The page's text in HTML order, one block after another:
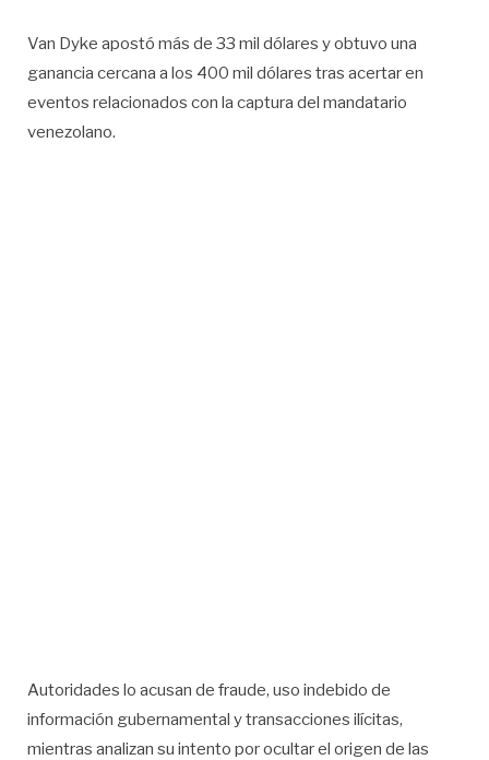
Van Dyke apostó más de 33 mil dólares y obtuvo una
ganancia cercana a los 400 mil dólares tras acertar en
eventos relacionados con la captura del mandatario
venezolano.
Autoridades lo acusan de fraude, uso indebido de
información gubernamental y transacciones ilícitas,
mientras analizan su intento por ocultar el origen de las